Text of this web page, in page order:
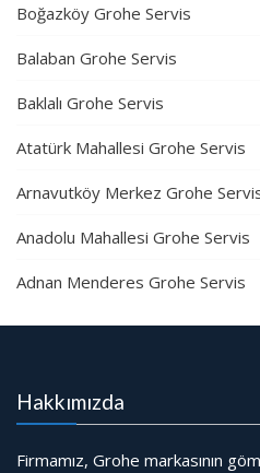
Boğazköy Grohe Servis
Balaban Grohe Servis
Baklalı Grohe Servis
Atatürk Mahallesi Grohe Servis
Arnavutköy Merkez Grohe
Anadolu Mahallesi Grohe Servis
Adnan Menderes Grohe Servis
Hakkımızda
Firmamız, Grohe markasının